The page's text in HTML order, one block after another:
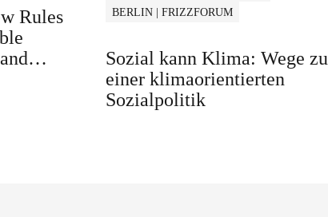
Rules
BERLIN | FRIZZFORUM
Sozial kann Klima: Wege zu
einer klimaorientierten
Sozialpolitik